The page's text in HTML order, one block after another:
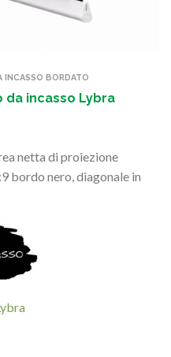
INCASSO BORDATO
da incasso Lybra
netta di proiezione
bordo nero, diagonale in